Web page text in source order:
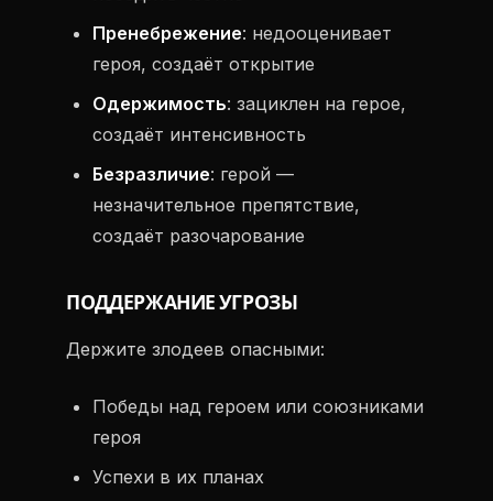
Пренебрежение: недооценивает
героя, создаёт открытие
Одержимость: зациклен на герое,
создаёт интенсивность
Безразличие: герой —
незначительное препятствие,
создаёт разочарование
ПОДДЕРЖАНИЕ УГРОЗЫ
Держите злодеев опасными:
Победы над героем или союзниками
героя
Успехи в их планах